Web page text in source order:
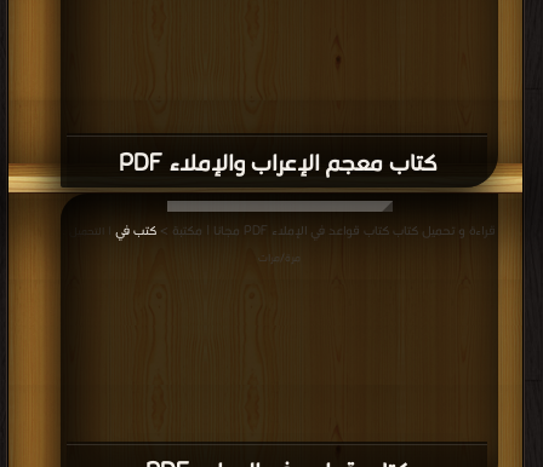
كتاب معجم الإعراب والإملاء PDF
قراءة و تحميل كتاب كتاب قواعد في الإملاء PDF مجانا | مكتبة > كتب في
| التحميل :
مرة/مرات